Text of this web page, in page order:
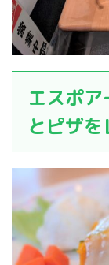
エスポ
とピザを